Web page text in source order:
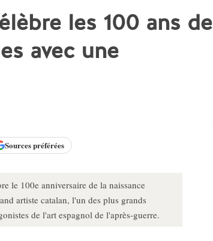
les 100 ans de
avec une
Sources préférées
le 100e anniversaire de la naissance
artiste catalan, l'un des plus grands
de l'art espagnol de l'après-guerre.